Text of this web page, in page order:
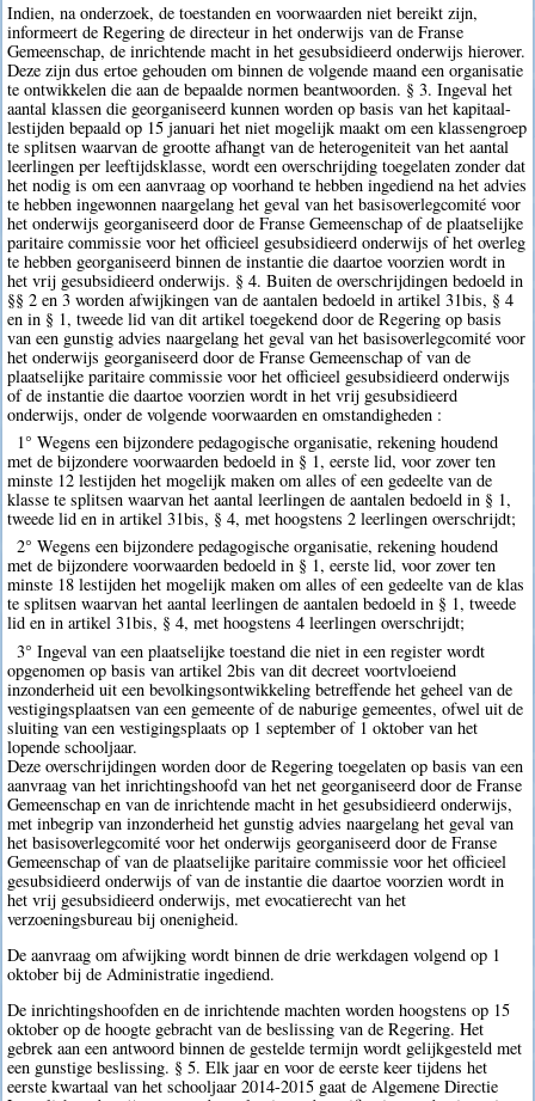
Indien, na onderzoek, de toestanden en voorwaarden niet bereikt zijn,
informeert de Regering de directeur in het onderwijs van de Franse
Gemeenschap, de inrichtende macht in het gesubsidieerd onderwijs hierover.
Deze zijn dus ertoe gehouden om binnen de volgende maand een organisatie
te ontwikkelen die aan de bepaalde normen beantwoorden. § 3. Ingeval het
aantal klassen die georganiseerd kunnen worden op basis van het kapitaal-
lestijden bepaald op 15 januari het niet mogelijk maakt om een klassengroep
te splitsen waarvan de grootte afhangt van de heterogeniteit van het aantal
leerlingen per leeftijdsklasse, wordt een overschrijding toegelaten zonder dat
het nodig is om een aanvraag op voorhand te hebben ingediend na het advies
te hebben ingewonnen naargelang het geval van het basisoverlegcomité voor
het onderwijs georganiseerd door de Franse Gemeenschap of de plaatselijke
paritaire commissie voor het officieel gesubsidieerd onderwijs of het overleg
te hebben georganiseerd binnen de instantie die daartoe voorzien wordt in
het vrij gesubsidieerd onderwijs. § 4. Buiten de overschrijdingen bedoeld in
§§ 2 en 3 worden afwijkingen van de aantalen bedoeld in artikel 31bis, § 4
en in § 1, tweede lid van dit artikel toegekend door de Regering op basis
van een gunstig advies naargelang het geval van het basisoverlegcomité voor
het onderwijs georganiseerd door de Franse Gemeenschap of van de
plaatselijke paritaire commissie voor het officieel gesubsidieerd onderwijs
of de instantie die daartoe voorzien wordt in het vrij gesubsidieerd
onderwijs, onder de volgende voorwaarden en omstandigheden :
1° Wegens een bijzondere pedagogische organisatie, rekening houdend
met de bijzondere voorwaarden bedoeld in § 1, eerste lid, voor zover ten
minste 12 lestijden het mogelijk maken om alles of een gedeelte van de
klasse te splitsen waarvan het aantal leerlingen de aantalen bedoeld in § 1,
tweede lid en in artikel 31bis, § 4, met hoogstens 2 leerlingen overschrijdt;
2° Wegens een bijzondere pedagogische organisatie, rekening houdend
met de bijzondere voorwaarden bedoeld in § 1, eerste lid, voor zover ten
minste 18 lestijden het mogelijk maken om alles of een gedeelte van de klas
te splitsen waarvan het aantal leerlingen de aantalen bedoeld in § 1, tweede
lid en in artikel 31bis, § 4, met hoogstens 4 leerlingen overschrijdt;
3° Ingeval van een plaatselijke toestand die niet in een register wordt
opgenomen op basis van artikel 2bis van dit decreet voortvloeiend
inzonderheid uit een bevolkingsontwikkeling betreffende het geheel van de
vestigingsplaatsen van een gemeente of de naburige gemeentes, ofwel uit de
sluiting van een vestigingsplaats op 1 september of 1 oktober van het
lopende schooljaar.
Deze overschrijdingen worden door de Regering toegelaten op basis van een
aanvraag van het inrichtingshoofd van het net georganiseerd door de Franse
Gemeenschap en van de inrichtende macht in het gesubsidieerd onderwijs,
met inbegrip van inzonderheid het gunstig advies naargelang het geval van
het basisoverlegcomité voor het onderwijs georganiseerd door de Franse
Gemeenschap of van de plaatselijke paritaire commissie voor het officieel
gesubsidieerd onderwijs of van de instantie die daartoe voorzien wordt in
het vrij gesubsidieerd onderwijs, met evocatierecht van het
verzoeningsbureau bij onenigheid.
De aanvraag om afwijking wordt binnen de drie werkdagen volgend op 1
oktober bij de Administratie ingediend.
De inrichtingshoofden en de inrichtende machten worden hoogstens op 15
oktober op de hoogte gebracht van de beslissing van de Regering. Het
gebrek aan een antwoord binnen de gestelde termijn wordt gelijkgesteld met
een gunstige beslissing. § 5. Elk jaar en voor de eerste keer tijdens het
eerste kwartaal van het schooljaar 2014-2015 gaat de Algemene Directie